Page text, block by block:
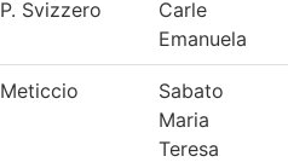
P. Svizzero
Carle
Emanuela
Meticcio
Sabato
Maria
Teresa